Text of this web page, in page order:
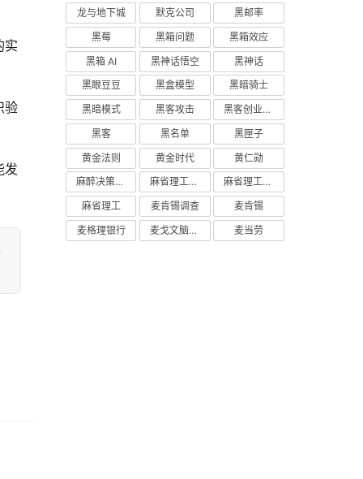
实
验
发
龙与地下城 默克公司
黑邮率
黑莓
黑箱问题
黑箱效应
黑箱 AI
黑神话悟空
黑神话
黑眼豆豆
黑盒模型
黑暗骑士
黑暗模式
黑客攻击
黑客创业主义
黑客
黑名单
黑匣子
黄金法则
黄金时代
黄仁勋
麻醉决策支持
麻省理工学院研究
麻省理工学院
麻省理工
麦肯锡调查
麦肯锡
麦格理银行
麦戈文脑研究所 麦当劳